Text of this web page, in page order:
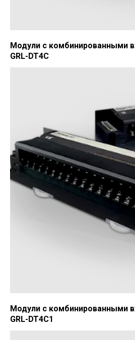
Модули с комбинированными
GRL-DT4C
Модули с комбинированными
GRL-DT4C1